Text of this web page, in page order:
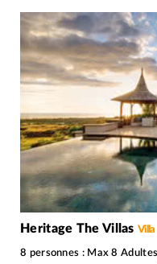
Heritage The Villas Villa
8 personnes : Max 8